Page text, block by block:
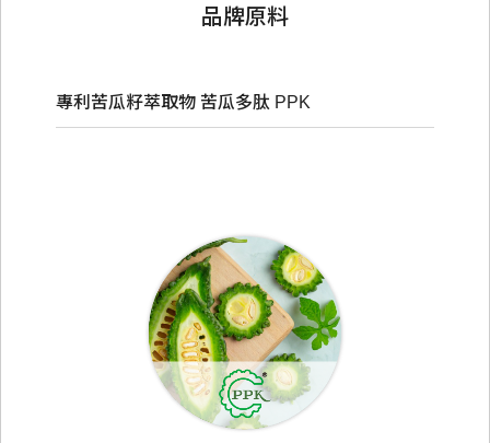
品牌原料
專利苦瓜籽萃取物 苦瓜多肽 PPK